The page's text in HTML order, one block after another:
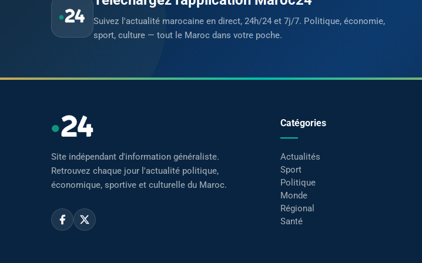
Suivez l'actualité marocaine en direct, 24h/24 et 7j/7. Politique, économie,
sport, culture — tout le Maroc dans votre poche.
Site indépendant d'information généraliste.
Retrouvez chaque jour l'actualité politique,
économique, sportive et culturelle du Maroc.
Catégories
Actualités
Sport
Politique
Monde
Régional
Santé